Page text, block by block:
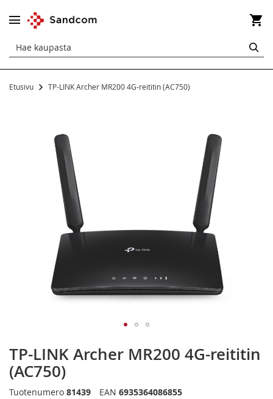
Etusivu TP-LINK Archer MR200 4G-reititin (AC750)
kuvagallerian
kuvagallerian
alkuun
TP-LINK Archer MR200 4G-reititin
(AC750)
Tuotenumero 81439 EAN 6935364086855